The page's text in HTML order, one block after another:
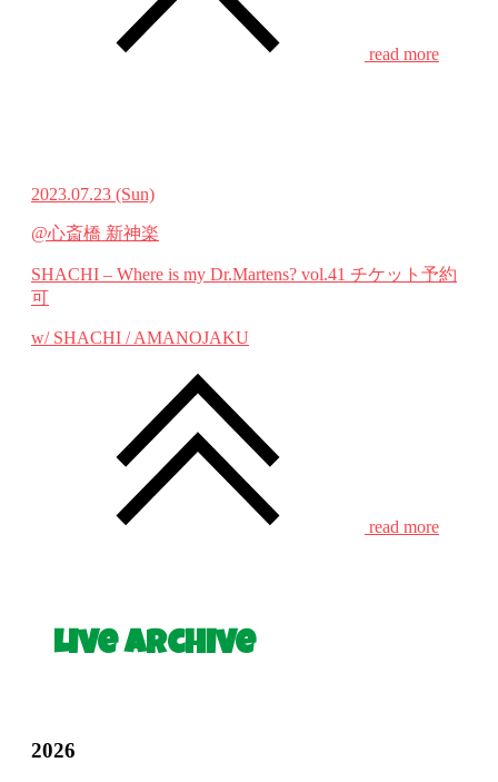
read more
2023.07.23 (Sun)
@心斎橋 新神楽
SHACHI – Where is my Dr.Martens? vol.41 チケット予約
可
w/ SHACHI / AMANOJAKU
read more
Live Archive
2026